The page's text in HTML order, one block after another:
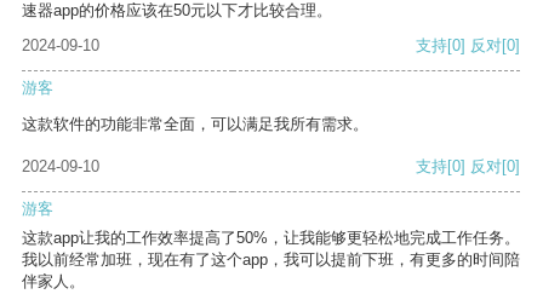
速器app的价格应该在50元以下才比较合理。
2024-09-10
支持[0] 反对[0]
游客
这款软件的功能非常全面，可以满足我所有需求。
2024-09-10 支持[0] 反对[0]
游客
这款app让我的工作效率提高了50%，让我能够更轻松地完成工作任务。
我以前经常加班，现在有了这个app，我可以提前下班，有更多的时间陪
伴家人。